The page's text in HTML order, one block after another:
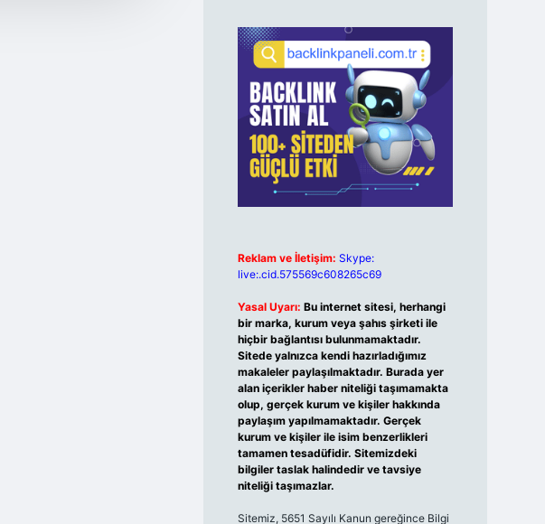
Reklam ve İletişim: Skype:
live:.cid.575569c608265c69
Yasal Uyarı: Bu internet sitesi, herhangi
bir marka, kurum veya şahıs şirketi ile
hiçbir bağlantısı bulunmamaktadır.
Sitede yalnızca kendi hazırladığımız
makaleler paylaşılmaktadır. Burada yer
alan içerikler haber niteliği taşımamakta
olup, gerçek kurum ve kişiler hakkında
paylaşım yapılmamaktadır. Gerçek
kurum ve kişiler ile isim benzerlikleri
tamamen tesadüfidir. Sitemizdeki
bilgiler taslak halindedir ve tavsiye
niteliği taşımazlar.
Sitemiz, 5651 Sayılı Kanun gereğince Bilgi